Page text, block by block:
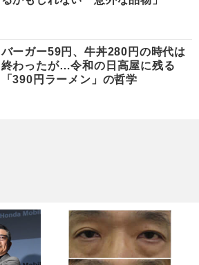
バーガー59円、牛丼280円の時代は
終わったが…令和の日高屋に残る
「390円ラーメン」の哲学